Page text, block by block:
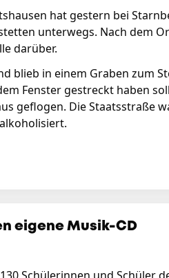
hat gestern bei
unterwegs. Nach dem
darüber.
blieb in einem Graben zum
Fenster gestreckt haben
geflogen. Die Staatsstraße
eigene Musik-CD